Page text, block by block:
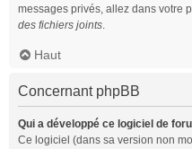
messages privés, allez dans votre
des fichiers joints.
Haut
Concernant phpBB
Qui a développé ce logiciel de
Ce logiciel (dans sa version non